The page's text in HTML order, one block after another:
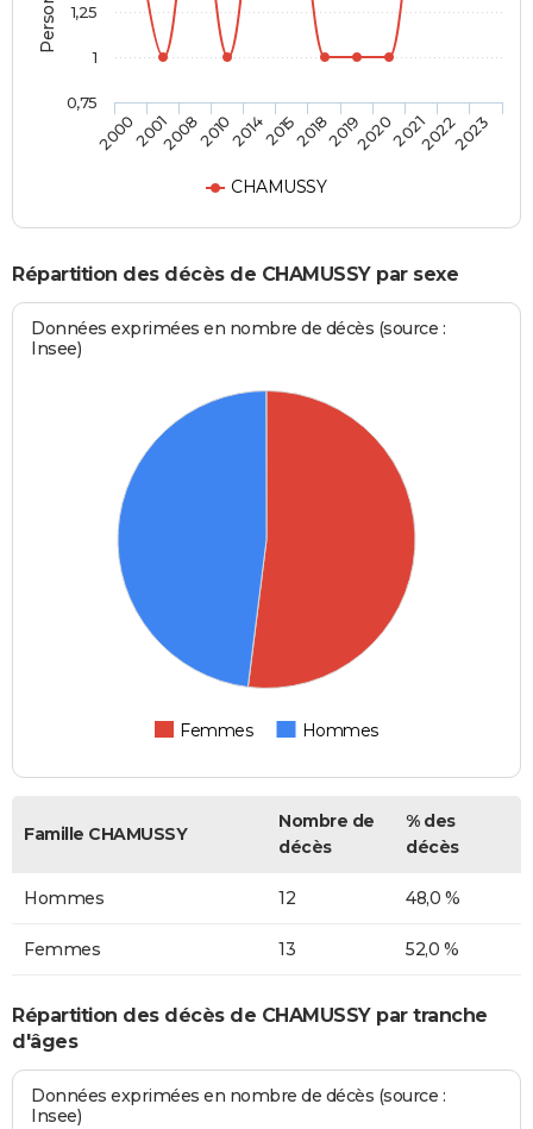
CHAMUSSY
200020012008201020142015201820192020202120222023
0,75
1
1,25
Répartition des décès de CHAMUSSY par sexe
Données exprimées en nombre de décès (source :
Insee)
Femmes Hommes
Famille CHAMUSSY
Nombre de
décès
% des
décès
Hommes 12 48,0 %
Femmes 13 52,0 %
Répartition des décès de CHAMUSSY par tranche
d'âges
Données exprimées en nombre de décès (source :
Insee)